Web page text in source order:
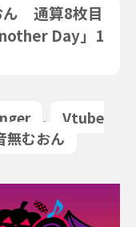
ん 通算8枚目
Day」1
,
Vtube
無むおん